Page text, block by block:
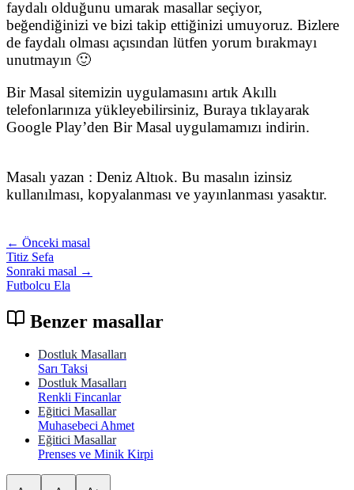
faydalı olduğunu umarak masallar seçiyor,
beğendiğinizi ve bizi takip ettiğinizi umuyoruz. Bizlere
de faydalı olması açısından lütfen yorum bırakmayı
unutmayın 🙂
Bir Masal sitemizin uygulamasını artık Akıllı
telefonlarınıza yükleyebilirsiniz, Buraya tıklayarak
Google Play’den Bir Masal uygulamamızı indirin.
Masalı yazan : Deniz Altıok. Bu masalın izinsiz
kullanılması, kopyalanması ve yayınlanması yasaktır.
← Önceki masal
Titiz Sefa
Sonraki masal →
Futbolcu Ela
Benzer masallar
Dostluk Masalları
Sarı Taksi
Dostluk Masalları
Renkli Fincanlar
Eğitici Masallar
Muhasebeci Ahmet
Eğitici Masallar
Prenses ve Minik Kirpi